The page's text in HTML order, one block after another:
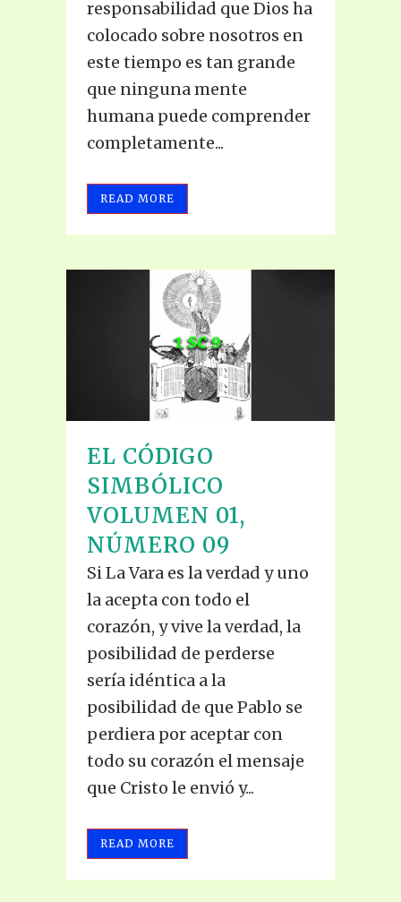
responsabilidad que Dios ha
colocado sobre nosotros en
este tiempo es tan grande
que ninguna mente
humana puede comprender
completamente...
READ MORE
EL CÓDIGO
SIMBÓLICO
VOLUMEN 01,
NÚMERO 09
Si La Vara es la verdad y uno
la acepta con todo el
corazón, y vive la verdad, la
posibilidad de perderse
sería idéntica a la
posibilidad de que Pablo se
perdiera por aceptar con
todo su corazón el mensaje
que Cristo le envió y...
READ MORE